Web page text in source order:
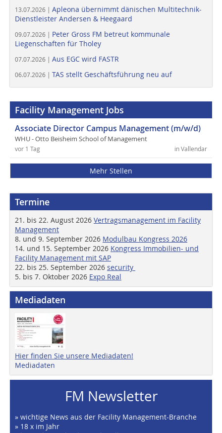
13.07.2026 | Apleona übernimmt dänischen Multitechnik-
Dienstleister Andersen & Heegaard
09.07.2026 | Peter Gross FM betreut kommunale
Liegenschaften für Tholey
07.07.2026 | Aus EGC wird FASTR
06.07.2026 | TAS stellt Geschäftsführung neu auf
Facility Management Jobs
Associate Director Campus Management (m/w/d)
WHU - Otto Beisheim School of Management
in Vallendar
vor 1 Tag
Mehr Stellen
Termine
21. bis 22. August 2026 Vertragsmanagement im Facility
Management
8. und 9. September 2026 Modulbau Kongress 2026
14. und 15. September 2026 Kongress Immobilien- und
Facility Management mit SAP
22. bis 25. September 2026 security
5. bis 7. Oktober 2026 Expo Real
Mediadaten
Hier finden Sie unsere Mediadaten!
Mediadaten
FM Newsletter
» wichtige News aus der Facility Management-Branche
» 18 x im Jahr